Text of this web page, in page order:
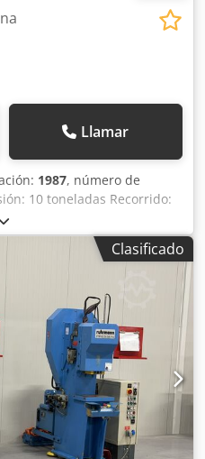
Llamar
1987, número de
10 toneladas Recorrido:
de carrera: 180
400 x 340 mm Altura
mm Abertura de paso en la
40 mm Superficie del
total requerida: 1,1 kW Peso
t Cjdpjcxxygsfx Ahtjrf
1,2 x 1,5 x 2,0 m -
y con los pies - Cuadro de
Clasificado